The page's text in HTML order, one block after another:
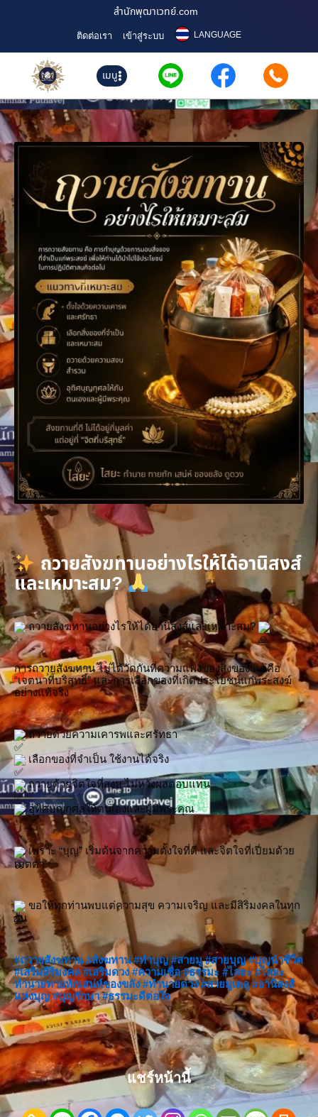
สำนักพุฒาเวทย์.com
ติดต่อเรา เข้าสู่ระบบ LANGUAGE
เมนู
ถวายสังฆทานอย่างไรให้ได้อานิสงส์
และเหมาะสม?
ถวายสังฆทานอย่างไรให้ได้อานิสงส์และเหมาะสม?
การถวายสังฆทาน ไม่ได้วัดกันที่ความแพงของสิ่งของ แต่คือ
“เจตนาที่บริสุทธิ์” และการเลือกของที่เกิดประโยชน์แก่พระสงฆ์
อย่างแท้จริง
ถวายด้วยความเคารพและศรัทธา
เลือกของที่จำเป็น ใช้งานได้จริง
ถวายด้วยจิตใจที่สงบ ไม่หวังผลตอบแทน
อุทิศบุญกุศลให้ตนเองและผู้มีพระคุณ
เพราะ “บุญ” เริ่มต้นจากความตั้งใจที่ดี และจิตใจที่เปี่ยมด้วย
เมตตา
ขอให้ทุกท่านพบแต่ความสุข ความเจริญ และมีสิริมงคลในทุก
วัน
#ถวายสังฆทาน #สังฆทาน #ทำบุญ #สายมู #สายบุญ #บุญนำชีวิต
#เสริมสิริมงคล #เสริมดวง #ความเชื่อ #ธรรมะ #ไสยะ #ไสยะ
ทำนายทายทักเสน่ห์ของขลัง #ทำนายดวง #สายมูเตลู #อานิสงส์
แห่งบุญ #บุญรักษา #ธรรมะดีต่อใจ
แชร์หน้านี้